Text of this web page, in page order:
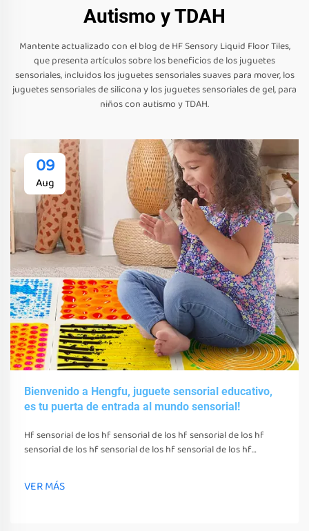
Autismo y TDAH
Mantente actualizado con el blog de HF Sensory Liquid Floor Tiles,
que presenta artículos sobre los beneficios de los juguetes
sensoriales, incluidos los juguetes sensoriales suaves para mover, los
juguetes sensoriales de silicona y los juguetes sensoriales de gel, para
niños con autismo y TDAH.
09
Aug
Bienvenido a Hengfu, juguete sensorial educativo,
es tu puerta de entrada al mundo sensorial!
Hf sensorial de los hf sensorial de los hf sensorial de los hf
sensorial de los hf sensorial de los hf sensorial de los hf
sensorial de los hf sensorial de los hf sensorial de los hf
sensorial de los
VER MÁS